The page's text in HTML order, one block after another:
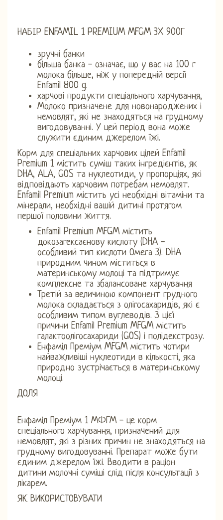
НАБІР ENFAMIL 1 PREMIUM MFGM 3X 900Г
зручні банки
більша банка - означає, що у вас на 100 г
молока більше, ніж у попередній версії
Enfamil 800 g.
харчові продукти спеціального харчування,
Молоко призначене для новонароджених і
немовлят, які не знаходяться на грудному
вигодовуванні. У цей період вона може
служити єдиним джерелом їжі.
Корм для спеціальних харчових цілей Enfamil
Premium 1 містить суміш таких інгредієнтів, як
DHA, ALA, GOS та нуклеотиди, у пропорціях, які
відповідають харчовим потребам немовлят.
Enfamil Premium містить усі необхідні вітаміни та
мінерали, необхідні вашій дитині протягом
першої половини життя.
Enfamil Premium MFGM містить
докозагексаєнову кислоту (DHA -
особливий тип кислоти Омега 3). DHA
природним чином міститься в
материнському молоці та підтримує
комплексне та збалансоване харчування
Третій за величиною компонент грудного
молока складається з олігосахаридів, які є
особливим типом вуглеводів. З цієї
причини Enfamil Premium MFGM містить
галактоолігосахариди (GOS) і полідекстрозу.
Енфаміл Преміум MFGM містить чотири
найважливіші нуклеотиди в кількості, яка
природно зустрічається в материнському
молоці.
ДОЛЯ
Енфаміл Преміум 1 МФГМ - це корм
спеціального харчування, призначений для
немовлят, які з різних причин не знаходяться на
грудному вигодовуванні. Препарат може бути
єдиним джерелом їжі. Вводити в раціон
дитини молочні суміші слід після консультації з
лікарем.
ЯК ВИКОРИСТОВУВАТИ